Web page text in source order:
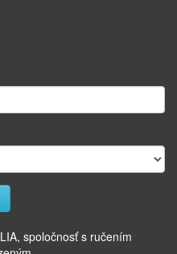
spoločnosť s ručením